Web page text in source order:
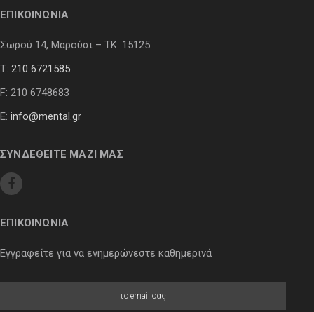
ΕΠΙΚΟΙΝΩΝΙΑ
Σωρού 14, Μαρούσι – ΤΚ: 15125
Τ: 210 6721585
F: 210 6748683
E: info@mental.gr
ΣΥΝΔΕΘΕΙΤΕ ΜΑΖΙ ΜΑΣ
ΕΠΙΚΟΙΝΩΝΙΑ
Εγγραφείτε για να ενημερώνεστε καθημερινά